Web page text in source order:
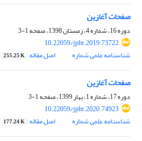
صفحات آغازین
دوره 16، شماره 4، زمستان 1398، صفحه
1-3
10.22059/jpht.2019.73722
شناسنامه علمی شماره
اصل مقاله 255.25 K
صفحات آغازین
دوره 17، شماره 1، بهار 1399، صفحه
1-3
10.22059/jpht.2020.74923
شناسنامه علمی شماره
اصل مقاله 177.24 K